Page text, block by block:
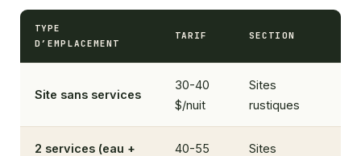
TYPE
D’EMPLACEMENT
TARIF SECTION
Site sans services
30-40
$/nuit
Sites
rustiques
2 services (eau +
40-55
Sites